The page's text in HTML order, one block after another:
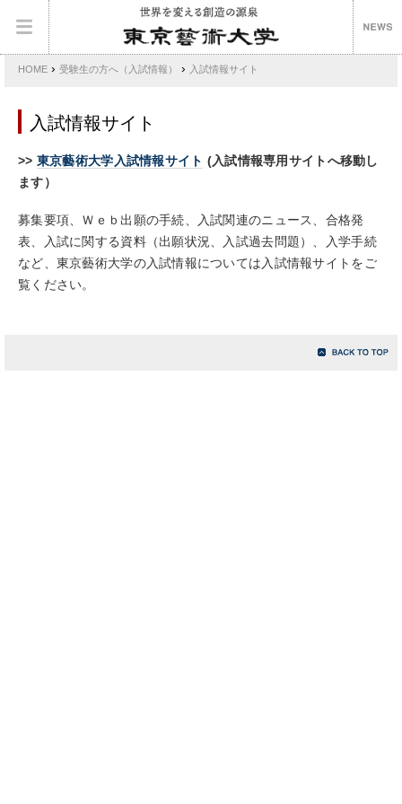
HOME › 受験生の方へ（入試情報） › 入試情報サイト
入試情報サイト
>> 東京藝術大学入試情報サイト (入試情報専用サイトへ移動し
ます）
募集要項、Ｗｅｂ出願の手続、入試関連のニュース、合格発
表、入試に関する資料（出願状況、入試過去問題）、入学手続
など、東京藝術大学の入試情報については入試情報サイトをご
覧ください。